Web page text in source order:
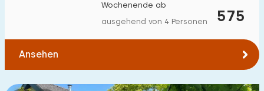
575
Wochenende ab
ausgehend von 4 Personen
Ansehen